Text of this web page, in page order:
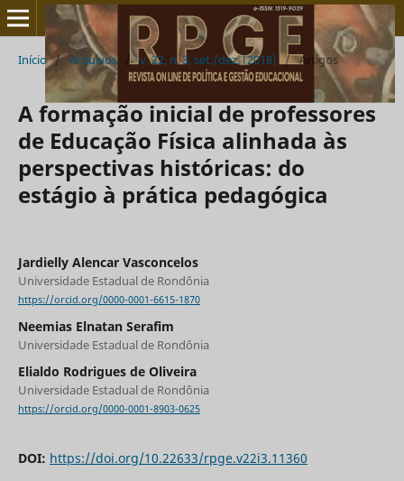
Início / Arquivos / v. 22, n. 3, set./dez. (2018) / Artigos
A formação inicial de professores
de Educação Física alinhada às
perspectivas históricas: do
estágio à prática pedagógica
Jardielly Alencar Vasconcelos
Universidade Estadual de Rondônia
https://orcid.org/0000-0001-6615-1870
Neemias Elnatan Serafim
Universidade Estadual de Rondônia
Elialdo Rodrigues de Oliveira
Universidade Estadual de Rondônia
https://orcid.org/0000-0001-8903-0625
DOI: https://doi.org/10.22633/rpge.v22i3.11360